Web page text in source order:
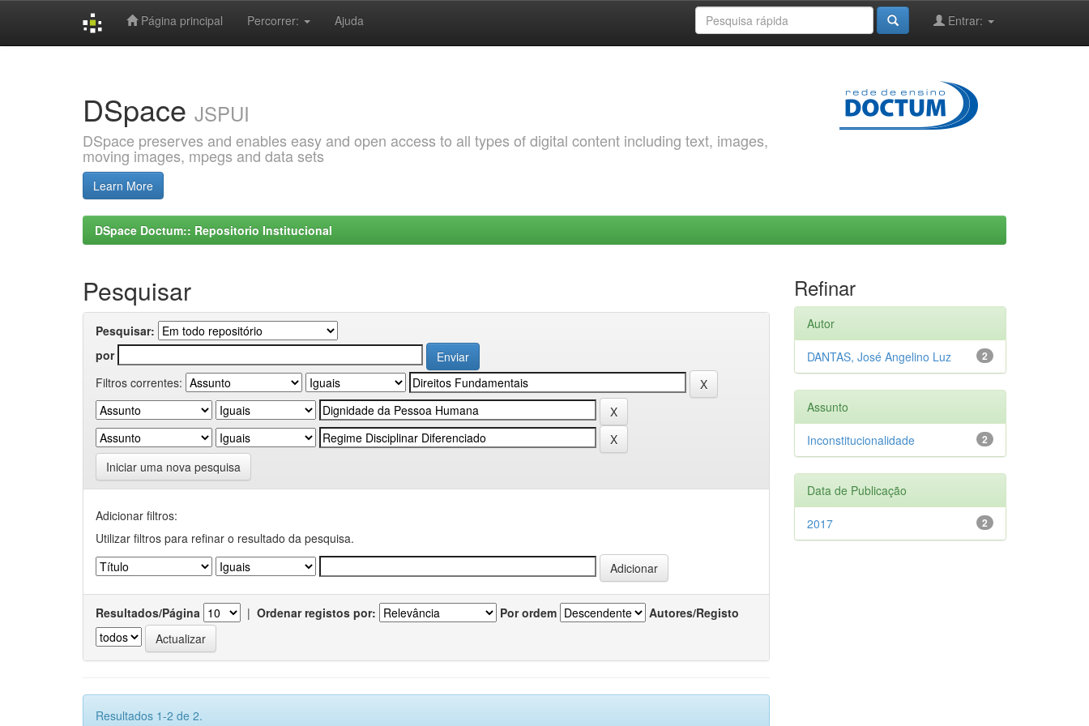
Página principal Percorrer: Ajuda Entrar:
DSpace JSPUI
DSpace preserves and enables easy and open access to all types of digital content including text, images,
moving images, mpegs and data sets
Learn More
DSpace Doctum:: Repositorio Institucional
Pesquisar
Pesquisar:
por
Filtros correntes:
Iniciar uma nova pesquisa
Adicionar filtros:
Utilizar filtros para refinar o resultado da pesquisa.
Resultados/Página | Ordenar registos por: Por ordem Autores/Registo
Resultados 1-2 de 2.
Refinar
Autor
2
DANTAS, José Angelino Luz
Assunto
2
Inconstitucionalidade
Data de Publicação
2
2017